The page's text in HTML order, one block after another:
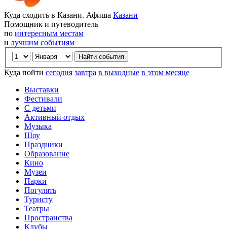
Куда сходить в Казани. Афиша Казани
Помощник и путеводитель
по интересным местам
и лучшим событиям
Куда пойти сегодня завтра в выходные в этом месяце
Выставки
Фестивали
С детьми
Активный отдых
Музыка
Шоу
Праздники
Образование
Кино
Музеи
Парки
Погулять
Туристу
Театры
Пространства
Клубы